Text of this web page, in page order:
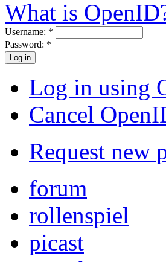
What is
Username: *
Password: *
Log in using
Cancel
Request new
forum
rollenspiel
picast